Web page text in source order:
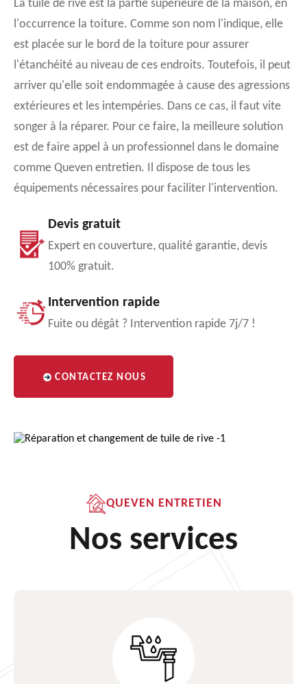
La tuile de rive est la partie supérieure de la maison, en
l'occurrence la toiture. Comme son nom l'indique, elle
est placée sur le bord de la toiture pour assurer
l'étanchéité au niveau de ces endroits. Toutefois, il peut
arriver qu'elle soit endommagée à cause des agressions
extérieures et les intempéries. Dans ce cas, il faut vite
songer à la réparer. Pour ce faire, la meilleure solution
est de faire appel à un professionnel dans le domaine
comme Queven entretien. Il dispose de tous les
équipements nécessaires pour faciliter l'intervention.
Devis gratuit
Expert en couverture, qualité garantie, devis
100% gratuit.
Intervention rapide
Fuite ou dégât ? Intervention rapide 7j/7 !
CONTACTEZ NOUS
QUEVEN ENTRETIEN
Nos services